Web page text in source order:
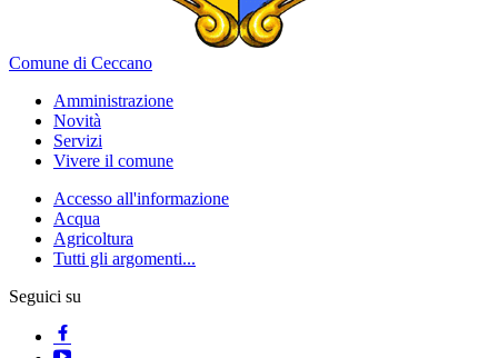
Comune di Ceccano
Amministrazione
Novità
Servizi
Vivere il comune
Accesso all'informazione
Acqua
Agricoltura
Tutti gli argomenti...
Seguici su